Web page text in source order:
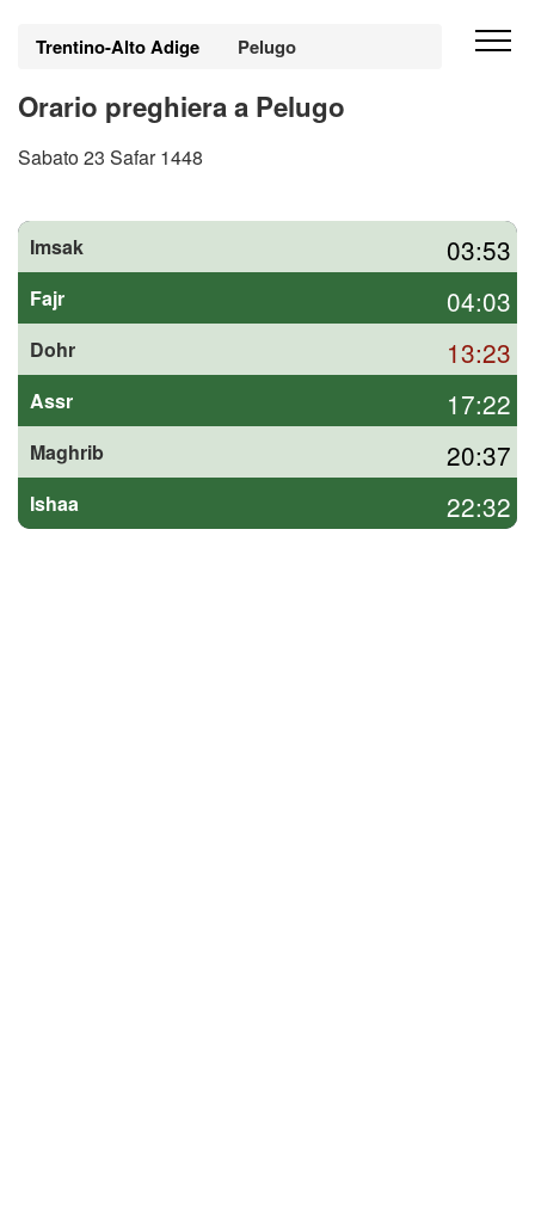
Trentino-Alto Adige Pelugo
Orario preghiera a Pelugo
Sabato 23 Safar 1448
Imsak 03:53
Fajr 04:03
Dohr 13:23
Assr 17:22
Maghrib 20:37
Ishaa 22:32